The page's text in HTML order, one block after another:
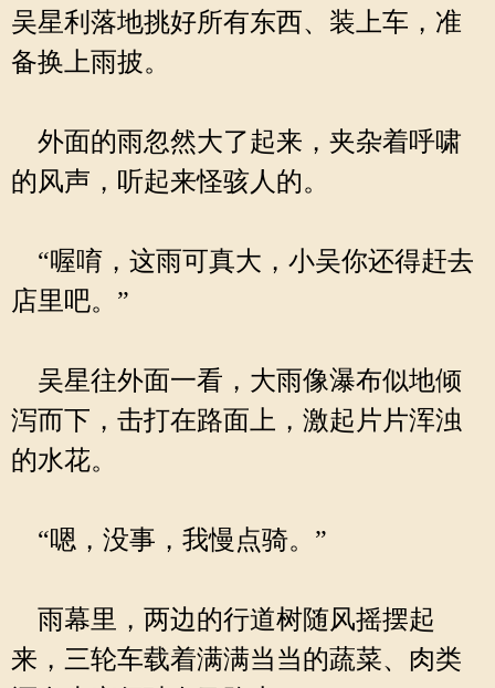
吴星利落地挑好所有东西、装上车，准
备换上雨披。
外面的雨忽然大了起来，夹杂着呼啸
的风声，听起来怪骇人的。
“喔唷，这雨可真大，小吴你还得赶去
店里吧。”
吴星往外面一看，大雨像瀑布似地倾
泻而下，击打在路面上，激起片片浑浊
的水花。
“嗯，没事，我慢点骑。”
雨幕里，两边的行道树随风摇摆起
来，三轮车载着满满当当的蔬菜、肉类